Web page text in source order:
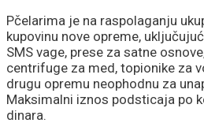
Pčelarima je na raspolaganju
kupovinu nove opreme,
SMS vage, prese za satne
centrifuge za med, topionike za
drugu opremu neophodnu za
Maksimalni iznos podsticaja po
dinara.